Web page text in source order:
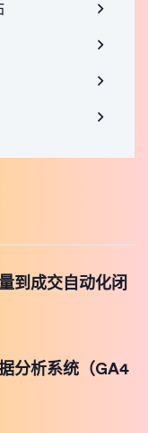
到成交自动化闭
分析系统（GA4